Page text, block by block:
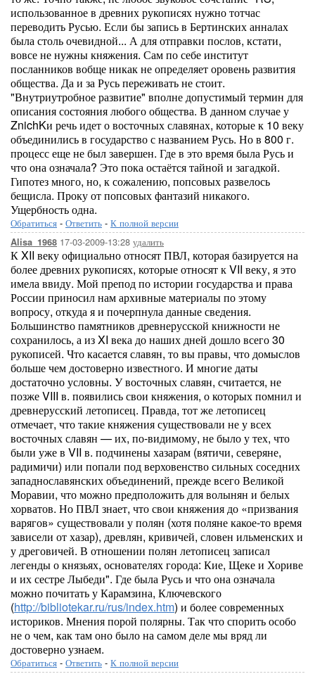
использованное в древних рукописях нужно тотчас
переводить Русью. Если бы запись в Бертинских анналах
была столь очевидной... А для отправки послов, кстати,
вовсе не нужны княжения. Сам по себе институт
посланников вобще никак не определяет оровень развития
общества. Да и за Русь переживать не стоит.
"Внутриутробное развитие" вполне допустимый термин для
описания состояния любого общества. В данном случае у
ZnichKи речь идет о восточных славянах, которые к 10 веку
объединились в государство с названием Русь. Но в 800 г.
процесс еще не был завершен. Где в это время была Русь и
что она означала? Это пока остаётся тайной и загадкой.
Гипотез много, но, к сожалению, попсовых развелось
бещисла. Проку от попсовых фантазий никакого.
Ущербность одна.
Обратиться - Ответить - К полной версии
Alisa_1968 17-03-2009-13:28 удалить
К XII веку официально относят ПВЛ, которая базируется на
более древних рукописях, которые относят к VII веку, я это
имела ввиду. Мой препод по истории государства и права
России приносил нам архивные материалы по этому
вопросу, откуда я и почерпнула данные сведения.
Большинство памятников древнерусской книжности не
сохранилось, а из XI века до наших дней дошло всего 30
рукописей. Что касается славян, то вы правы, что домыслов
больше чем достоверно известного. И многие даты
достаточно условны. У восточных славян, считается, не
позже VIII в. появились свои княжения, о которых помнил и
древнерусский летописец. Правда, тот же летописец
отмечает, что такие княжения существовали не у всех
восточных славян — их, по-видимому, не было у тех, что
были уже в VII в. подчинены хазарам (вятичи, северяне,
радимичи) или попали под верховенство сильных соседних
западнославянских объединений, прежде всего Великой
Моравии, что можно предположить для волынян и белых
хорватов. Но ПВЛ знает, что свои княжения до «призвания
варягов» существовали у полян (хотя поляне какое-то время
зависели от хазар), древлян, кривичей, словен ильменских и
у дреговичей. В отношении полян летописец записал
легенды о князьях, основателях города: Кие, Щеке и Хориве
и их сестре Лыбеди". Где была Русь и что она означала
можно почитать у Карамзина, Ключевского
(http://bibliotekar.ru/rus/index.htm) и более современных
историков. Мнения порой полярны. Так что спорить особо
не о чем, как там оно было на самом деле мы вряд ли
достоверно узнаем.
Обратиться - Ответить - К полной версии